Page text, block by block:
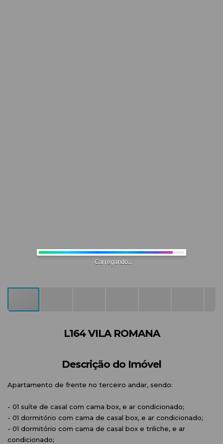
L164 VILA ROMANA
Descrição do Imóvel
Apartamento de frente no terceiro andar, sendo:
- 01 suíte de casal com cama box, e ar condicionado;
- 01 dormitório com cama de casal box, e ar condicionado;
- 01 dormitório com cama de casal box e triliche, e ar
condicionado;
Carregando...